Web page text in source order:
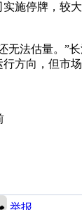
停牌，较
法估量。”
方向，但市
举报